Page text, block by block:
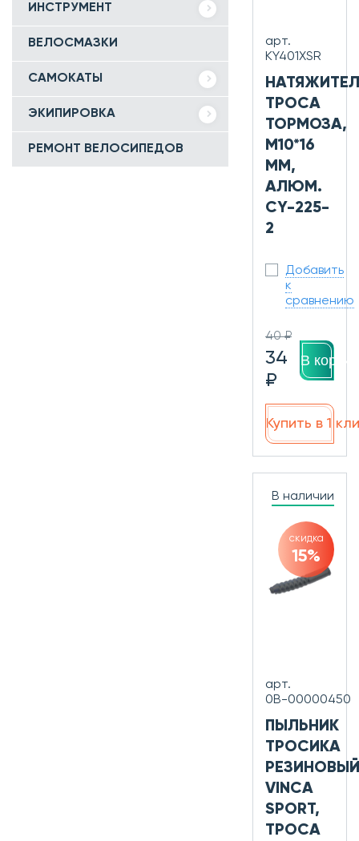
ИНСТРУМЕНТ
ВЕЛОСМАЗКИ
САМОКАТЫ
ЭКИПИРОВКА
РЕМОНТ ВЕЛОСИПЕДОВ
арт.
KY401XSR
ТРОСА
ТОРМОЗА,
M10*16
ММ,
АЛЮМ.
СY-225-
2
Добавить
к
сравнению
40 ₽
34
₽
В
Купить в 1
В наличии
скидка
15%
арт.
0В-00000450
ПЫЛЬНИК
ТРОСИКА
РЕЗИНОВЫЙ
VINCA
SPORT,
ТРОСА